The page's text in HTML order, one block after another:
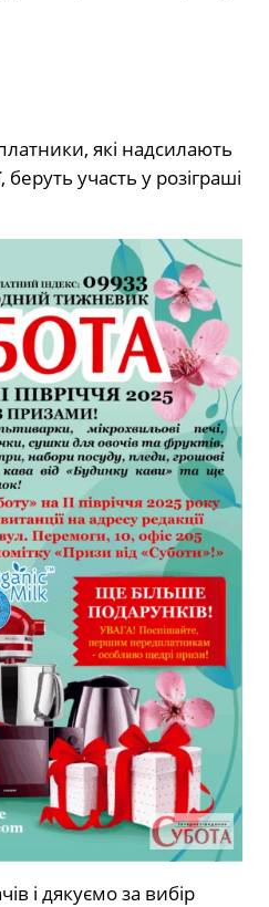
які надсилають
участь у розіграші
і дякуємо за вибір